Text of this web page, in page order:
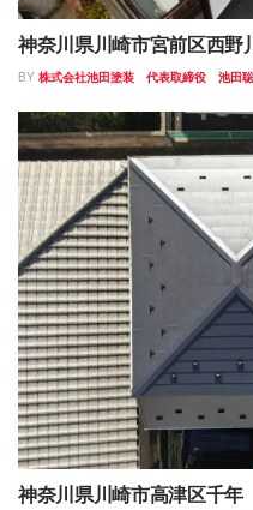
神奈川県川崎市宮前区西
BY 株式会社池田塗装 代表取締役 池田
神奈川県川崎市高津区千